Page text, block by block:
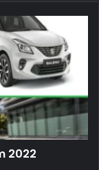
2022